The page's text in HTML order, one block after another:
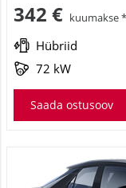
342 € kuumakse *
Hübriid
72 kW
Saada ostusoov